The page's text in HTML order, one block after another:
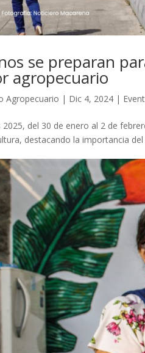
se preparan
agropecuario
Agropecuario | Dic 4, 2024 |
2025, del 30 de enero al 2 de
destacando la importancia